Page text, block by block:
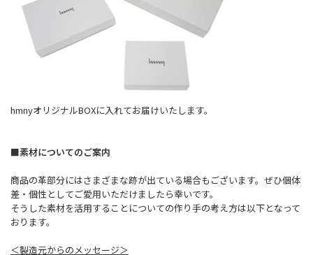
hmnyオリジナルBOXに入れてお届けいたします。
■素材についてのご案内
商品の革部分にはさまざまな跡が出ている場合もございます。ぜひ個体
差・個性としてご愛用いただけましたら幸いです。
そうした素材を活用することについての作り手の考え方は以下となって
おります。
＜製造元からのメッセージ＞